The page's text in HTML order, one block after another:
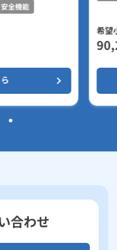
全機能
希望
合わせ